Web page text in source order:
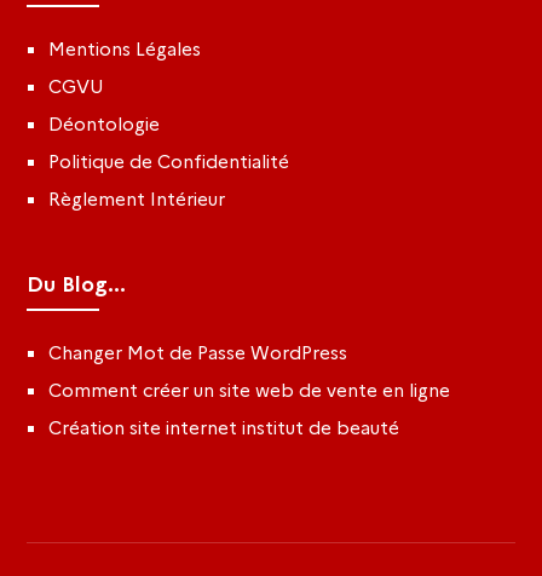
Mentions Légales
CGVU
Déontologie
Politique de Confidentialité
Règlement Intérieur
Du Blog...
Changer Mot de Passe WordPress
Comment créer un site web de vente en ligne
Création site internet institut de beauté